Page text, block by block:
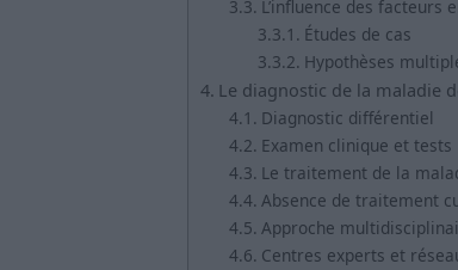
L’influence des facteurs
Études de cas
Hypothèses
Le diagnostic de la maladie
Diagnostic différentiel
Examen clinique et tests
Le traitement de la
Absence de traitement
Approche
Centres experts et